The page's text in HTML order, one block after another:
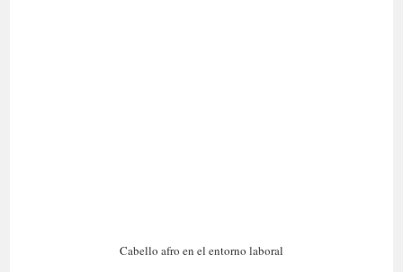
Cabello afro en el entorno laboral